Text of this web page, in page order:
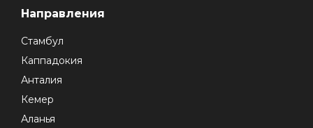
Направления
Стамбул
Каппадокия
Анталия
Кемер
Аланья